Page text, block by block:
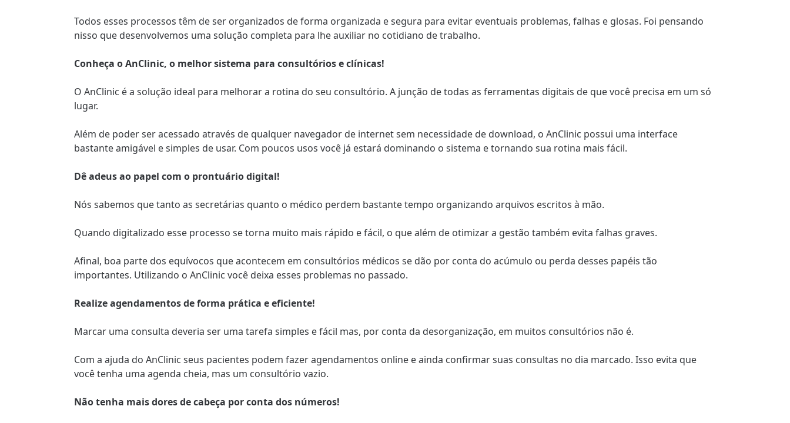
Todos esses processos têm de ser organizados de forma organizada e segura para evitar eventuais problemas, falhas e glosas. Foi pensando
nisso que desenvolvemos uma solução completa para lhe auxiliar no cotidiano de trabalho.
Conheça o AnClinic, o melhor sistema para consultórios e clínicas!
O AnClinic é a solução ideal para melhorar a rotina do seu consultório. A junção de todas as ferramentas digitais de que você precisa em um só
lugar.
Além de poder ser acessado através de qualquer navegador de internet sem necessidade de download, o AnClinic possui uma interface
bastante amigável e simples de usar. Com poucos usos você já estará dominando o sistema e tornando sua rotina mais fácil.
Dê adeus ao papel com o prontuário digital!
Nós sabemos que tanto as secretárias quanto o médico perdem bastante tempo organizando arquivos escritos à mão.
Quando digitalizado esse processo se torna muito mais rápido e fácil, o que além de otimizar a gestão também evita falhas graves.
Afinal, boa parte dos equívocos que acontecem em consultórios médicos se dão por conta do acúmulo ou perda desses papéis tão
importantes. Utilizando o AnClinic você deixa esses problemas no passado.
Realize agendamentos de forma prática e eficiente!
Marcar uma consulta deveria ser uma tarefa simples e fácil mas, por conta da desorganização, em muitos consultórios não é.
Com a ajuda do AnClinic seus pacientes podem fazer agendamentos online e ainda confirmar suas consultas no dia marcado. Isso evita que
você tenha uma agenda cheia, mas um consultório vazio.
Não tenha mais dores de cabeça por conta dos números!